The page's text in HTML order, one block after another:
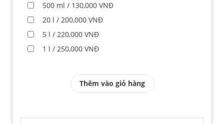
500 ml / 130,000 VNĐ
20 l / 200,000 VNĐ
5 l / 220,000 VNĐ
1 l / 250,000 VNĐ
Thêm vào giỏ hàng